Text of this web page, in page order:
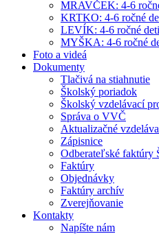
MRAVČEK: 4-6
KRTKO: 4-6 ročné
LEVÍK: 4-6 ročné deti
MYŠKA: 4-6 ročné
Foto a videá
Dokumenty
Tlačivá na stiahnutie
Školský poriadok
Školský vzdelávací
Správa o VVČ
Aktualizačné
Zápisnice
Odberateľské faktúry
Faktúry
Objednávky
Faktúry archív
Zverejňovanie
Kontakty
Napíšte nám